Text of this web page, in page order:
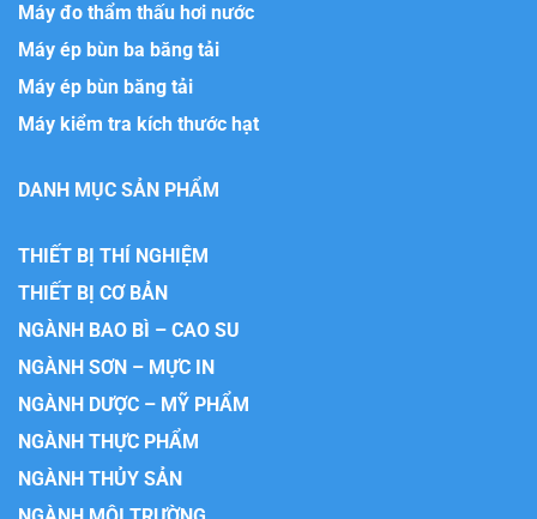
Máy đo thẩm thấu hơi nước
Máy ép bùn ba băng tải
Máy ép bùn băng tải
Máy kiểm tra kích thước hạt
DANH MỤC SẢN PHẨM
THIẾT BỊ THÍ NGHIỆM
THIẾT BỊ CƠ BẢN
NGÀNH BAO BÌ – CAO SU
NGÀNH SƠN – MỰC IN
NGÀNH DƯỢC – MỸ PHẨM
NGÀNH THỰC PHẨM
NGÀNH THỦY SẢN